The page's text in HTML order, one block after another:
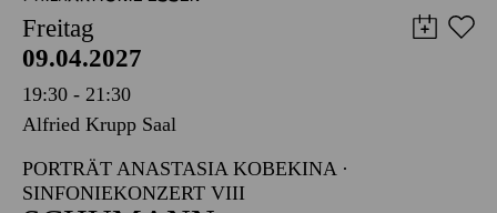
ESSENER PHILHARMONIKER
PHILHARMONIE ESSEN
Freitag
09.04.2027
19:30 - 21:30
Alfried Krupp Saal